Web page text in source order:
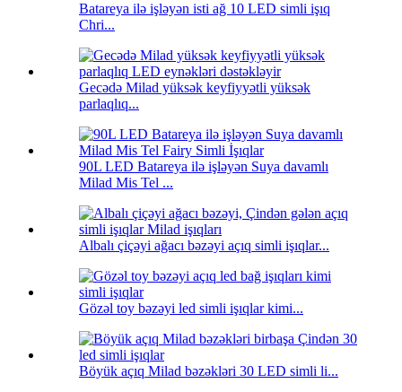
Batareya ilə işləyən isti ağ 10 LED simli işıq
Chri...
Gecədə Milad yüksək keyfiyyətli yüksək
parlaqlıq...
90L LED Batareya ilə işləyən Suya davamlı
Milad Mis Tel ...
Albalı çiçəyi ağacı bəzəyi açıq simli işıqlar...
Gözəl toy bəzəyi led simli işıqlar kimi...
Böyük açıq Milad bəzəkləri 30 LED simli li...